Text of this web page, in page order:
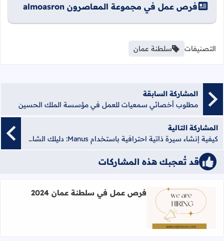
فرص عمل في مجموعة المعاصرون almoasron
التصنيفات سلطنة عمان
المشاركة السابقة
مطلوب أخصائي سمعيات للعمل في مؤسسة الملك الحسين
المشاركة التالية
كيفية إنشاء سيرة ذاتية احترافية باستخدام Manus: دليلك الشامل للحصول على الوظيفة المثالية
قد تُعجبك هذه المشاركات
اقرأ المزيد عن فرص عمل في سلطنة عمان 2024
فرص عمل في سلطنة عمان 2024